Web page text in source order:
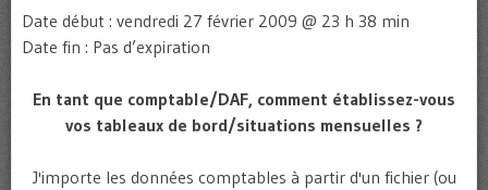
Date début : vendredi 27 février 2009 @ 23 h 38 min
Date fin : Pas d’expiration
En tant que comptable/DAF, comment établissez-vous
vos tableaux de bord/situations mensuelles ?
J'importe les données comptables à partir d'un fichier (ou